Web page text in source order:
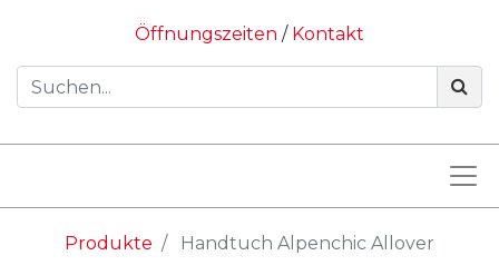
Öffnungszeiten / Kontakt
Produkte Handtuch Alpenchic Allover